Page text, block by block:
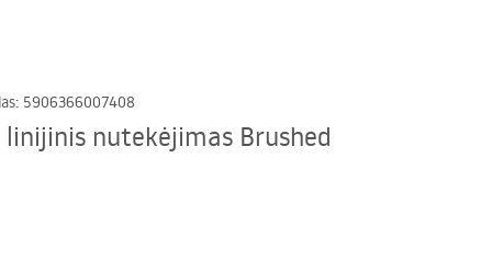
: 5906366007408
linijinis nutekėjimas Brushed